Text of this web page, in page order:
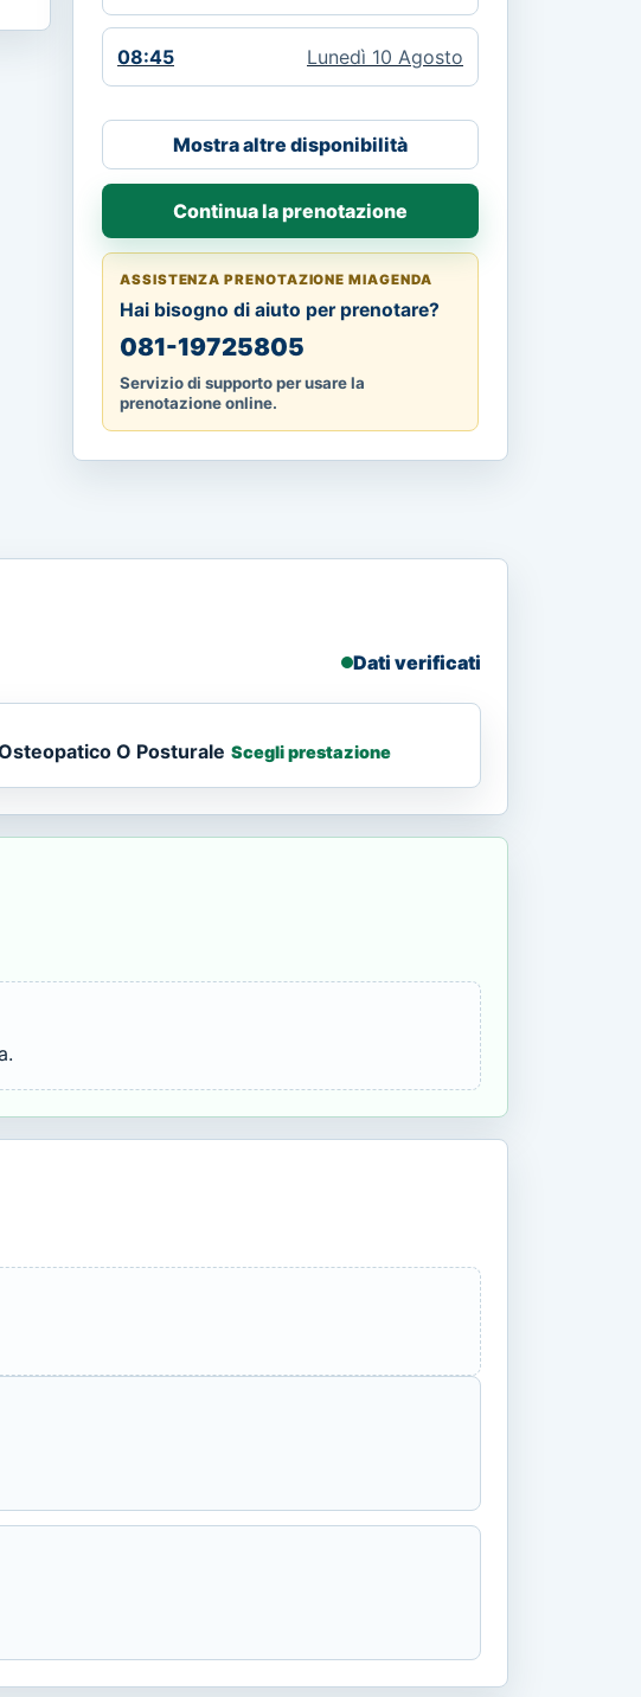
08:45 Lunedì 10 Agosto
Mostra altre disponibilità
Continua la prenotazione
ASSISTENZA PRENOTAZIONE MIAGENDA
Hai bisogno di aiuto per prenotare?
081-19725805
Servizio di supporto per usare la
prenotazione online.
Dati verificati
O Posturale Scegli prestazione